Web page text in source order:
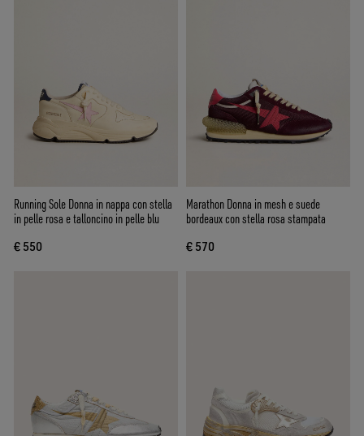
Running Sole Donna in nappa con stella
in pelle rosa e talloncino in pelle blu
€ 550
Marathon Donna in mesh e suede
bordeaux con stella rosa stampata
€ 570